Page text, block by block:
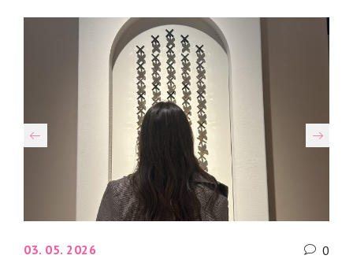
03. 05. 2026 0